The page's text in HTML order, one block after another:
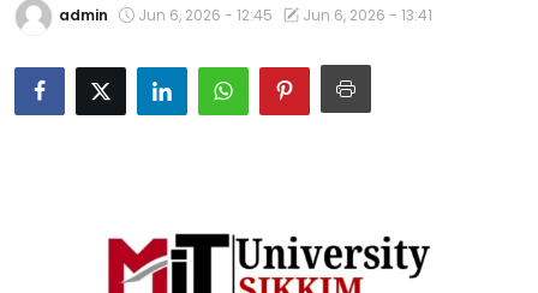
राजस्थान
लाइफस्टाइल
admin Jun 6, 2026 - 12:45 Jun 6, 2026 - 13:41